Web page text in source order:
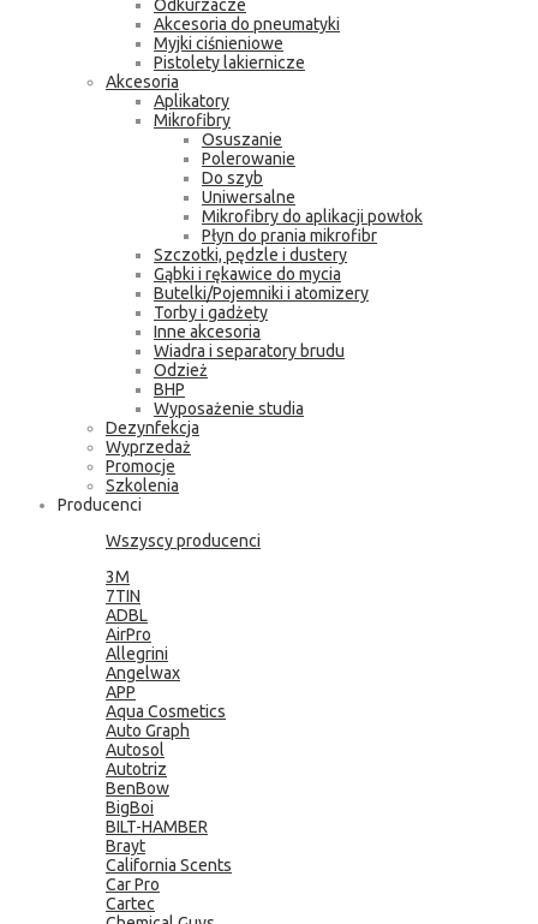
Odkurzacze
Akcesoria do pneumatyki
Myjki ciśnieniowe
Pistolety lakiernicze
Akcesoria
Aplikatory
Mikrofibry
Osuszanie
Polerowanie
Do szyb
Uniwersalne
Mikrofibry do aplikacji powłok
Płyn do prania mikrofibr
Szczotki, pędzle i dustery
Gąbki i rękawice do mycia
Butelki/Pojemniki i atomizery
Torby i gadżety
Inne akcesoria
Wiadra i separatory brudu
Odzież
BHP
Wyposażenie studia
Dezynfekcja
Wyprzedaż
Promocje
Szkolenia
Producenci
Wszyscy producenci
3M
7TIN
ADBL
AirPro
Allegrini
Angelwax
APP
Aqua Cosmetics
Auto Graph
Autosol
Autotriz
BenBow
BigBoi
BILT-HAMBER
Brayt
California Scents
Car Pro
Cartec